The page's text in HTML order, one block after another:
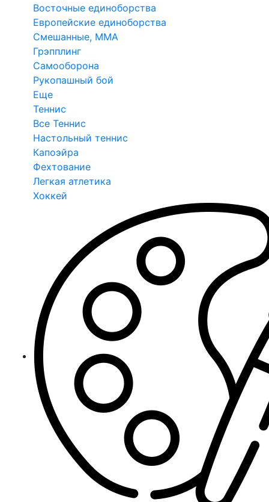
Восточные единоборства
Европейские единоборства
Смешанные, ММА
Грэпплинг
Самооборона
Рукопашный бой
Еще
Теннис
Все Теннис
Настольный теннис
Капоэйра
Фехтование
Легкая атлетика
Хоккей